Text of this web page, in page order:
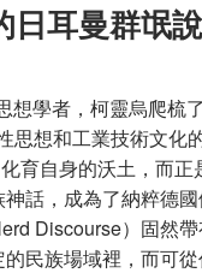
日耳曼群氓
想學者，柯靈烏爬梳
思想和工業技術文化
育自身的沃土，而正
話，成為了納粹德
Discourse）固然
民族場域裡，而可